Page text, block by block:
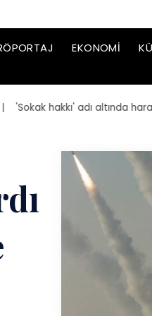
EKONOMI
hakkı' adı altında haraç